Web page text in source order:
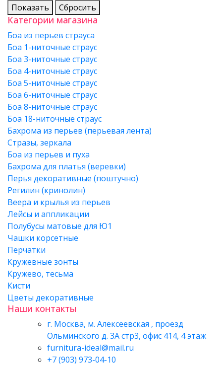
Показать Сбросить
Категории магазина
Боа из перьев страуса
Боа 1-ниточные страус
Боа 3-ниточные страус
Боа 4-ниточные страус
Боа 5-ниточные страус
Боа 6-ниточные страус
Боа 8-ниточные страус
Боа 18-ниточные страус
Бахрома из перьев (перьевая лента)
Стразы, зеркала
Боа из перьев и пуха
Бахрома для платья (веревки)
Перья декоративные (поштучно)
Регилин (кринолин)
Веера и крылья из перьев
Лейсы и аппликации
Полубусы матовые для Ю1
Чашки корсетные
Перчатки
Кружевные зонты
Кружево, тесьма
Кисти
Цветы декоративные
Наши контакты
г. Москва, м. Алексеевская , проезд
Ольминского д. 3А стр3, офис 414, 4 этаж
furnitura-ideal@mail.ru
+7 (903) 973-04-10